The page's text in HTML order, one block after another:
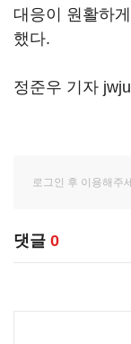
대응이 원활하
했다.
정준우 기자
댓글 0